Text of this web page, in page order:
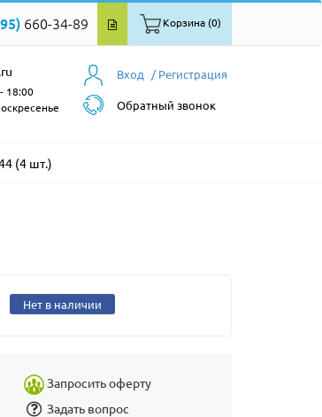
660-34-89 Корзина (0)
Вход / Регистрация
Обратный звонок
18:00
(4 шт.)
Нет в наличии
Запросить оферту
Задать вопрос